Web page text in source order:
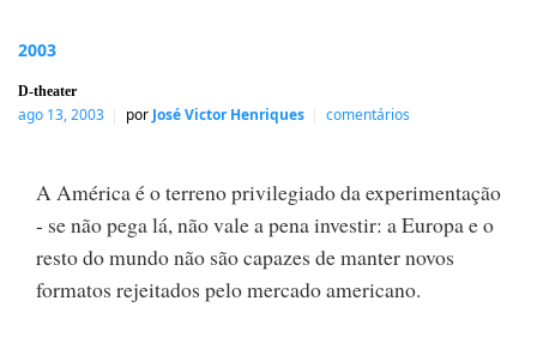
2003
D-theater
ago 13, 2003 por José Victor Henriques comentários
A América é o terreno privilegiado da experimentação
- se não pega lá, não vale a pena investir: a Europa e o
resto do mundo não são capazes de manter novos
formatos rejeitados pelo mercado americano.